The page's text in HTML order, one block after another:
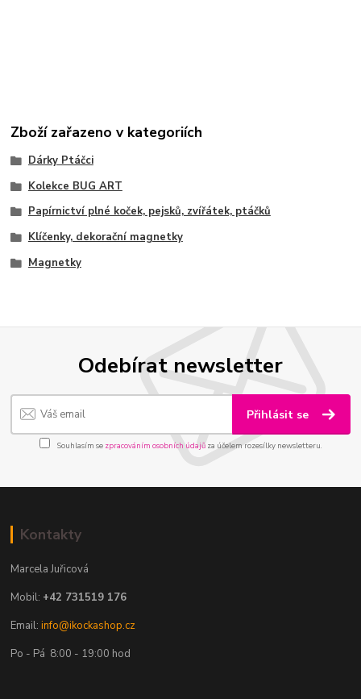
Zboží zařazeno v kategoriích
Dárky Ptáčci
Kolekce BUG ART
Papírnictví plné koček, pejsků, zvířátek, ptáčků
Klíčenky, dekorační magnetky
Magnetky
Odebírat newsletter
Přihlásit se
Souhlasím se zpracováním osobních údajůza účelem rozesílky newsletteru.
Kontakty
Marcela Juřicová
Mobil: +42 731519 176
Email:info@ikockashop.cz
Po - Pá 8:00 - 19:00 hod